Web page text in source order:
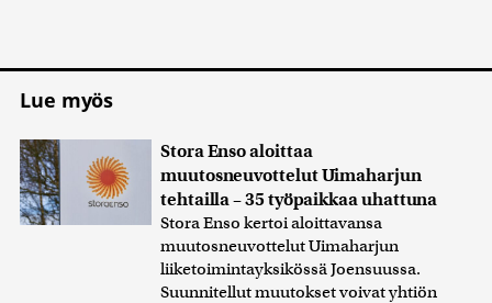
Lue myös
Stora Enso aloittaa
muutosneuvottelut Uimaharjun
tehtailla – 35 työpaikkaa uhattuna
Stora Enso kertoi aloittavansa
muutosneuvottelut Uimaharjun
liiketoimintayksikössä Joensuussa.
Suunnitellut muutokset voivat yhtiön